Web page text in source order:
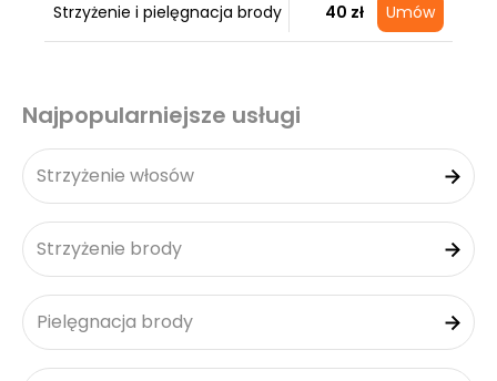
Strzyżenie i pielęgnacja brody 40 zł Umów
Najpopularniejsze usługi
Strzyżenie włosów
Strzyżenie brody
Pielęgnacja brody